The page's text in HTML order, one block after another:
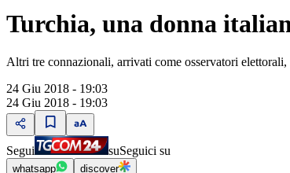
Turchia, una donna
Altri tre connazionali, arrivati come osservatori
24 Giu 2018 - 19:03
24 Giu 2018 - 19:03
Segui suSeguici su
whatsapp discover